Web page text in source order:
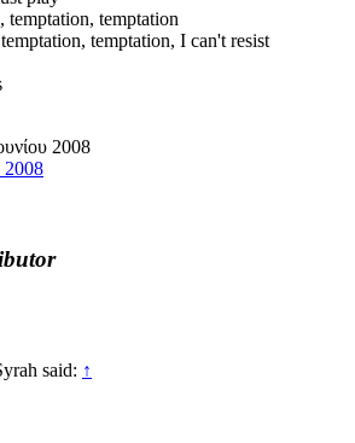
temptation, temptation
temptation, I can't resist
2008
2008
said: ↑